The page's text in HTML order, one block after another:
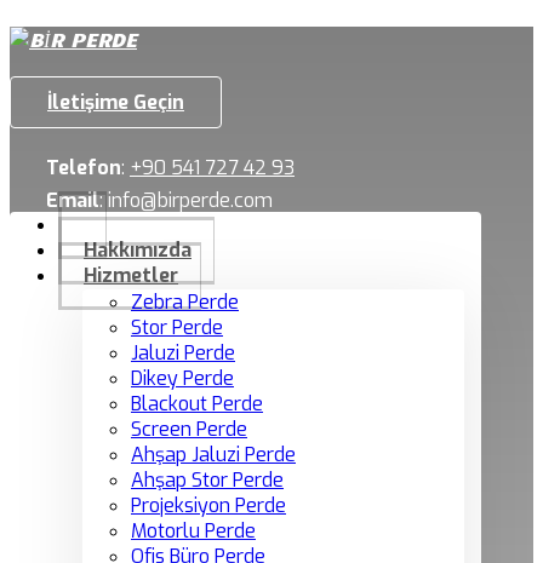
İletişime Geçin
Telefon: +90 541 727 42 93
Email:info@birperde.com
Hakkımızda
Hizmetler
Zebra Perde
Stor Perde
Jaluzi Perde
Dikey Perde
Blackout Perde
Screen Perde
Ahşap Jaluzi Perde
Ahşap Stor Perde
Projeksiyon Perde
Motorlu Perde
Ofis Büro Perde